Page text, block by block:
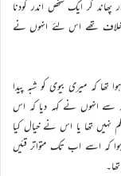
کر ایک شخص اندر کودنا
خلاف تھے اس لئے انہوں نے
تھا کہ میری بیوی کو شبہ پیدا
سے انہوں نے کہہ دیا کہ اس
نہیں تھا یا اس نے خیال کیا
کہ اسے اب تک متواتر قئیں